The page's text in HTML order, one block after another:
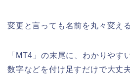
変更と言っても名前を丸々変え
「MT4」の末尾に、わかりや
数字などを付け足すだけで大丈